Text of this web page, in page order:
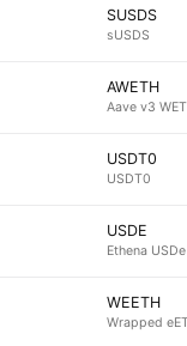
SUSDS
sUSDS
AWETH
Aave v3
USDT0
USDT0
USDE
Ethena USDe
WEETH
Wrapped